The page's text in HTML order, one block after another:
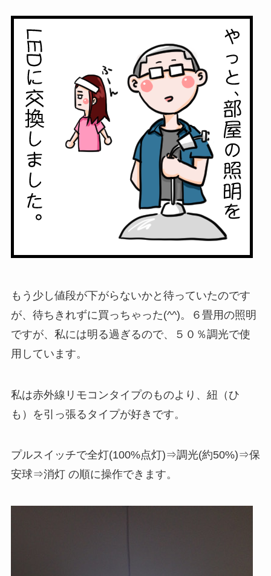
もう少し値段が下がらないかと待っていたのです
が、待ちきれずに買っちゃった(^^)。６畳用の照明
ですが、私には明る過ぎるので、５０％調光で使
用しています。
私は赤外線リモコンタイプのものより、紐（ひ
も）を引っ張るタイプが好きです。
プルスイッチで全灯(100%点灯)⇒調光(約50%)⇒保
安球⇒消灯 の順に操作できます。